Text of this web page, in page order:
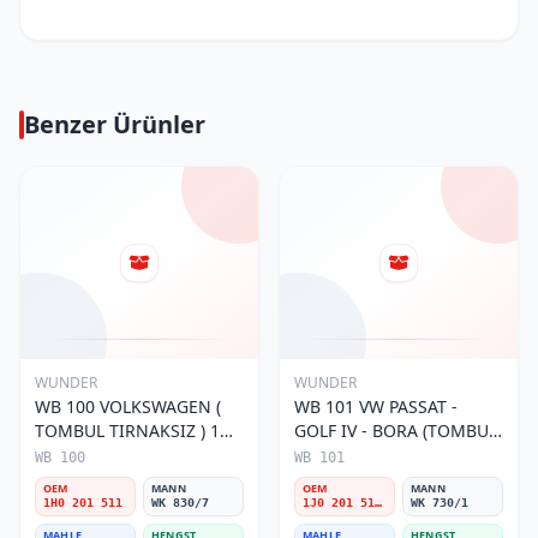
Benzer Ürünler
WUNDER
WB 100 VOLKSWAGEN (
TOMBUL TIRNAKSIZ ) 1H0
201 511 Yakıt/Benzin
Filtresi
WB 100
OEM
1H0 201 511
MANN
WK 830/7
WUNDER
WB 101 VW PASSAT -
GOLF IV - BORA (TOMBUL
TIRNAKLI) 1J0 201 511 A
Yakıt/Benzin Filtresi
WB 101
OEM
1J0 201 511 A
MANN
WK 730/1